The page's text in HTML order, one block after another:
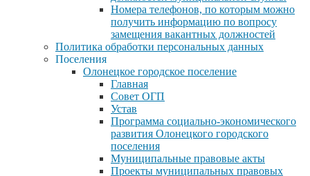
Номера телефонов, по которым можно
получить информацию по вопросу
замещения вакантных должностей
Политика обработки персональных данных
Поселения
Олонецкое городское поселение
Главная
Совет ОГП
Устав
Программа социально-экономического
развития Олонецкого городского
поселения
Муниципальные правовые акты
Проекты муниципальных правовых